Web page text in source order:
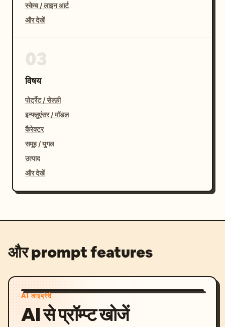
स्केच / लाइन आर्ट
और देखें
विषय
पोर्ट्रेट / सेल्फ़ी
इन्फ्लुएंसर / मॉडल
कैरेक्टर
समूह / युगल
उत्पाद
और देखें
और prompt features
AI लाइब्रेरी
AI से प्रॉम्प्ट खोजें